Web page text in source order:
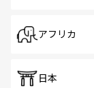
アフリカ
日本